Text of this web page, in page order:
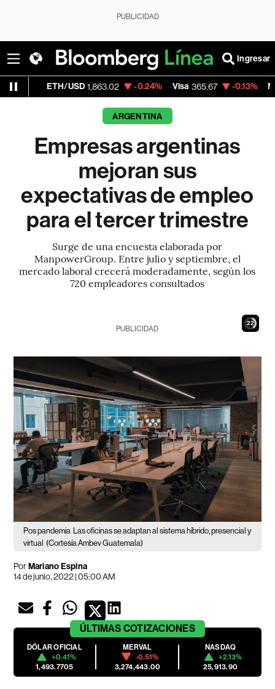
PUBLICIDAD
Ingresar
1,863.02 -0.24% Visa 365.67 -0.13% MercadoLibre
ARGENTINA
Empresas argentinas
mejoran sus
expectativas de empleo
para el tercer trimestre
Surge de una encuesta elaborada por
ManpowerGroup. Entre julio y septiembre, el
mercado laboral crecerá moderadamente, según los
720 empleadores consultados
21
PUBLICIDAD
Pos pandemia
Las oficinas se adaptan al sistema híbrido, presencial y
virtual (Cortesía Ambev Guatemala)
PorMariano Espina
14 de junio, 2022 | 05:00 AM
ÚLTIMAS COTIZACIONES
DÓLAR OFICIAL
+0.41%
1,493.7705
MERVAL
-0.51%
3,274,443.00
NASDAQ
+2.13%
25,913.90